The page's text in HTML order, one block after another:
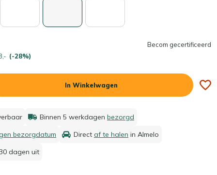
(-28%)
Becom gecertificeerd
In Winkelwagen
Binnen 5 werkdagen bezorgd
bezorgdatum
Direct af te halen in Almelo
dagen uit